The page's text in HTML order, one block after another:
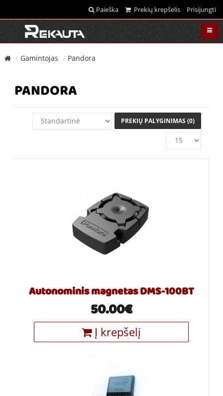
Paieška Prekių krepšelis Prisijungti
Gamintojas Pandora
PANDORA
PREKIŲ PALYGINIMAS (0)
Autonominis magnetas DMS-100BT
50.00€
Į krepšelį